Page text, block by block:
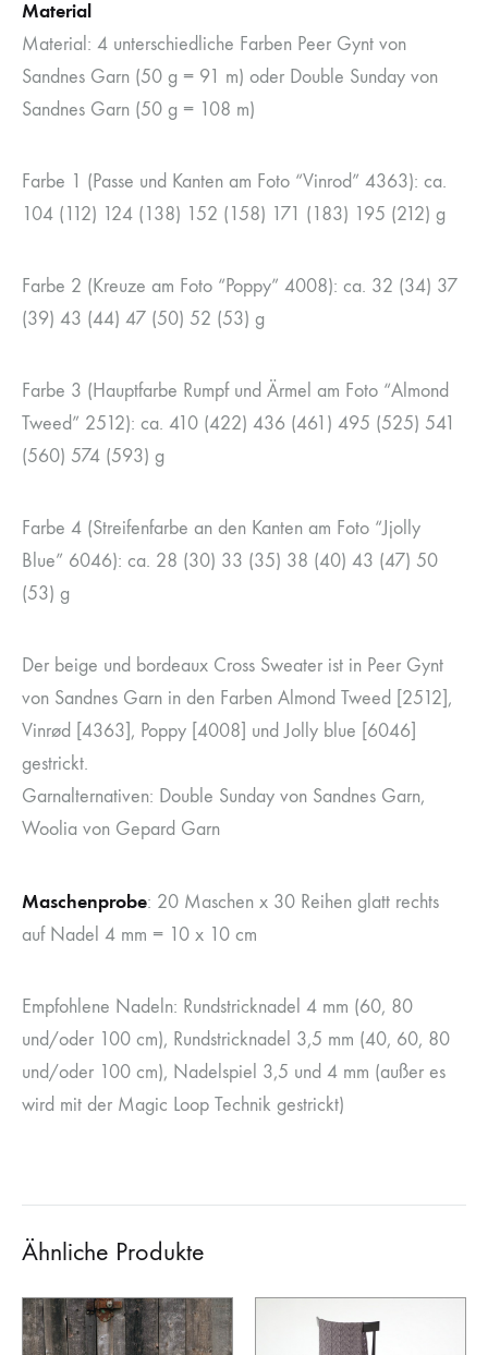
Material
Material: 4 unterschiedliche Farben Peer Gynt von
Sandnes Garn (50 g = 91 m) oder Double Sunday von
Sandnes Garn (50 g = 108 m)
Farbe 1 (Passe und Kanten am Foto “Vinrod” 4363): ca.
104 (112) 124 (138) 152 (158) 171 (183) 195 (212) g
Farbe 2 (Kreuze am Foto “Poppy” 4008): ca. 32 (34) 37
(39) 43 (44) 47 (50) 52 (53) g
Farbe 3 (Hauptfarbe Rumpf und Ärmel am Foto “Almond
Tweed” 2512): ca. 410 (422) 436 (461) 495 (525) 541
(560) 574 (593) g
Farbe 4 (Streifenfarbe an den Kanten am Foto “Jjolly
Blue” 6046): ca. 28 (30) 33 (35) 38 (40) 43 (47) 50
(53) g
Der beige und bordeaux Cross Sweater ist in Peer Gynt
von Sandnes Garn in den Farben Almond Tweed [2512],
Vinrød [4363], Poppy [4008] und Jolly blue [6046]
gestrickt.
Garnalternativen: Double Sunday von Sandnes Garn,
Woolia von Gepard Garn
Maschenprobe: 20 Maschen x 30 Reihen glatt rechts
auf Nadel 4 mm = 10 x 10 cm
Empfohlene Nadeln: Rundstricknadel 4 mm (60, 80
und/oder 100 cm), Rundstricknadel 3,5 mm (40, 60, 80
und/oder 100 cm), Nadelspiel 3,5 und 4 mm (außer es
wird mit der Magic Loop Technik gestrickt)
Ähnliche Produkte